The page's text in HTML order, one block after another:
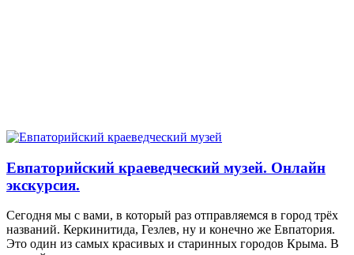
Евпаторийский краеведческий музей. Онлайн
экскурсия.
Сегодня мы с вами, в который раз отправляемся в город трёх
названий. Керкинитида, Гезлев, ну и конечно же Евпатория.
Это один из самых красивых и старинных городов Крыма. В